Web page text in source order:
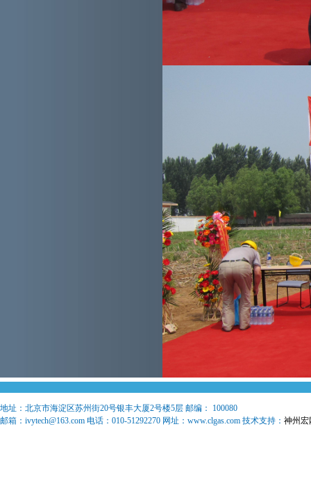
地址： 北京市海淀区苏州街20号银丰大厦2号楼5层 邮编：
100080
邮箱： ivytech@163.com 电话： 010-51292270 网址：www.clgas.com 技术支持： 神州宏